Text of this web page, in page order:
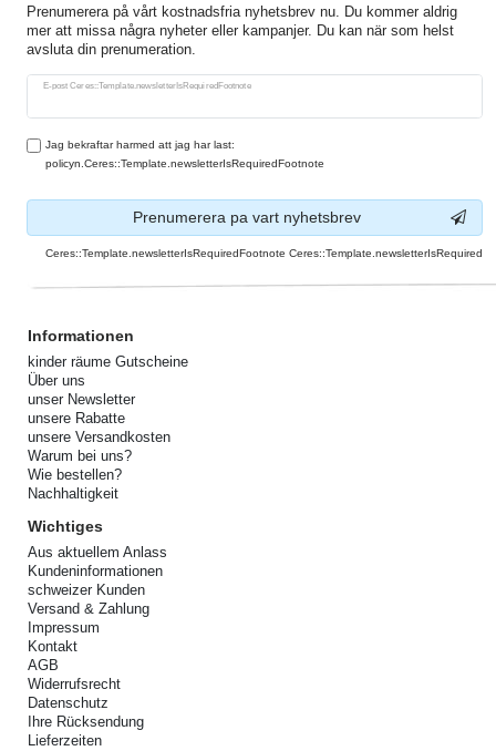
Prenumerera på vårt kostnadsfria nyhetsbrev nu. Du kommer aldrig
mer att missa några nyheter eller kampanjer. Du kan när som helst
avsluta din prenumeration.
E-post Ceres::Template.newsletterIsRequiredFootnote
Ceres::Template.newsletterHoneypotLabel
Jag bekraftar harmed att jag har last:
policyn.Ceres::Template.newsletterIsRequiredFootnote
Prenumerera pa vart nyhetsbrev
Ceres::Template.newsletterIsRequiredFootnote Ceres::Template.newsletterIsRequired
Informationen
kinder räume Gutscheine
Über uns
unser Newsletter
unsere Rabatte
unsere Versandkosten
Warum bei uns?
Wie bestellen?
Nachhaltigkeit
Wichtiges
Aus aktuellem Anlass
Kundeninformationen
schweizer Kunden
Versand & Zahlung
Impressum
Kontakt
AGB
Widerrufsrecht
Datenschutz
Ihre Rücksendung
Lieferzeiten